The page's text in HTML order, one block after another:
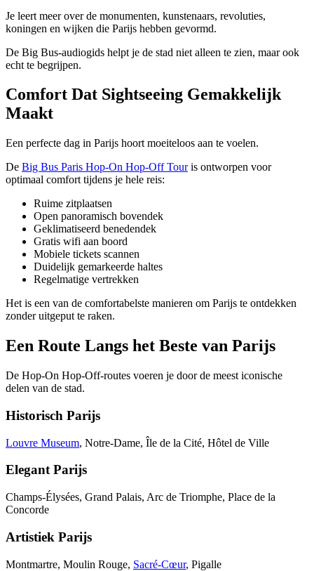
Je leert meer over de monumenten, kunstenaars, revoluties,
koningen en wijken die Parijs hebben gevormd.
De Big Bus-audiogids helpt je de stad niet alleen te zien, maar ook
echt te begrijpen.
Comfort Dat Sightseeing Gemakkelijk
Maakt
Een perfecte dag in Parijs hoort moeiteloos aan te voelen.
De Big Bus Paris Hop-On Hop-Off Touris ontworpen voor
optimaal comfort tijdens je hele reis:
Ruime zitplaatsen
Open panoramisch bovendek
Geklimatiseerd benedendek
Gratis wifi aan boord
Mobiele tickets scannen
Duidelijk gemarkeerde haltes
Regelmatige vertrekken
Het is een van de comfortabelste manieren om Parijs te ontdekken
zonder uitgeput te raken.
Een Route Langs het Beste van Parijs
De Hop-On Hop-Off-routes voeren je door de meest iconische
delen van de stad.
Historisch Parijs
Louvre Museum, Notre-Dame, Île de la Cité, Hôtel de Ville
Elegant Parijs
Champs-Élysées, Grand Palais, Arc de Triomphe, Place de la
Concorde
Artistiek Parijs
Montmartre, Moulin Rouge, Sacré-Cœur, Pigalle